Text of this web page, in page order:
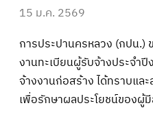
15 ม.ค. 2569
การประปานครหลวง (กปน
งานทะเบียนผู้รับจ้างประจำ
จ้างงานก่อสร้าง ได้ทราบแล
เพื่อรักษาผลประโยชน์ของผู้